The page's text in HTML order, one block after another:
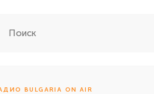
BULGARIA ON AIR